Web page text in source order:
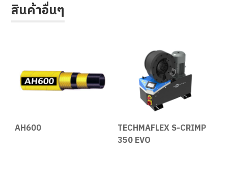
สินค้าอื่นๆ
AH600
TECHMAFLEX S-CRIMP
350 EVO